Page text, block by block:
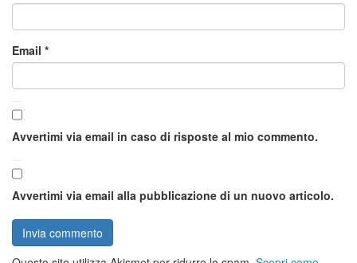
Email *
Avvertimi via email in caso di risposte al mio commento.
Avvertimi via email alla pubblicazione di un nuovo articolo.